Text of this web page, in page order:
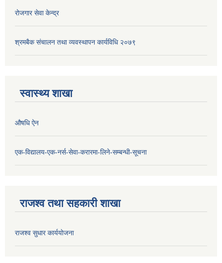
रोजगार सेवा केन्द्र
श्रमबैक संचालन तथा व्यवस्थापन कार्यविधि २०७९
स्वास्थ्य शाखा
औषधि ऐन
एक-विद्यालय-एक-नर्स-सेवा-करारमा-लिने-सम्बन्धी-सूचना
राजश्व तथा सहकारी शाखा
राजश्व सुधार कार्ययोजना